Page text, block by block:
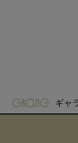
ギャ